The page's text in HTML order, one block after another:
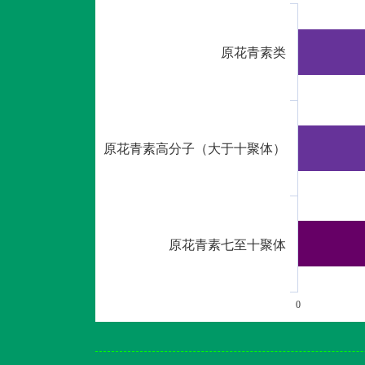
原花青素类
原花青素高分子（大于十聚体）
原花青素七至十聚体
0